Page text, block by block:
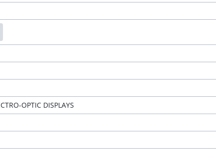
OPTIC DISPLAYS